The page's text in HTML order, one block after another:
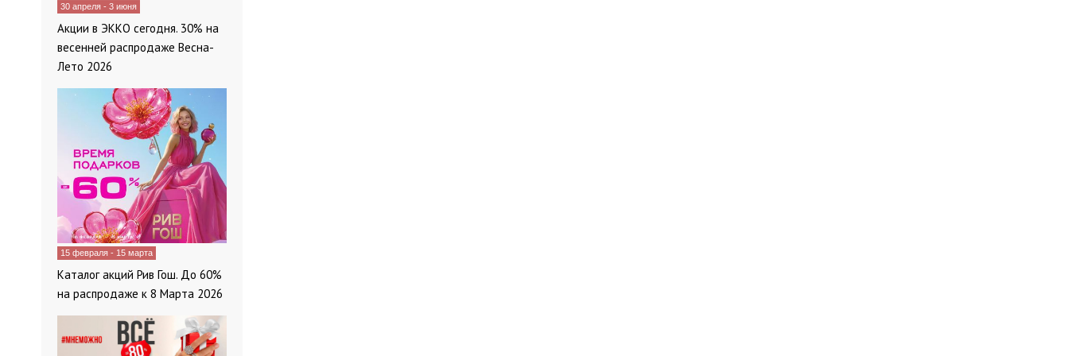
30 апреля - 3 июня
Акции в ЭККО сегодня. 30% на
весенней распродаже Весна-
Лето 2026
15 февраля - 15 марта
Каталог акций Рив Гош. До 60%
на распродаже к 8 Марта 2026